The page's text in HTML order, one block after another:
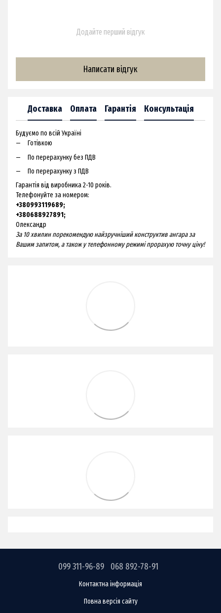
Додайте перший відгук
Написати відгук
Доставка Оплата Гарантія Консультація
Будуємо по всій Україні
Готівкою
По перерахунку без ПДВ
По перерахунку з ПДВ
Гарантія від виробника 2-10 років.
Телефонуйте за номером:
+380993119689;
+380688927891;
Олександр
За 10 хвилин порекомендую найзручніший конструктив ангара за
Вашим запитом, а також у телефонному режимі прорахую точну ціну!
099 311-96-89 068 892-78-91
Контактна інформація
Повна версія сайту